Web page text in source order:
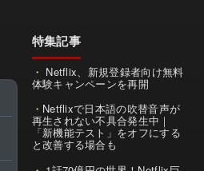
特集記事
Netflix、新規登録者向け無料
体験キャンペーンを再開
Netflixで日本語の吹替音声が
再生されない不具合発生中｜
「新機能テスト」をオフにする
と改善する場合も